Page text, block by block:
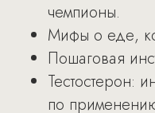
чемпионы.
Мифы о еде,
Пошаговая
Тестостерон:
по